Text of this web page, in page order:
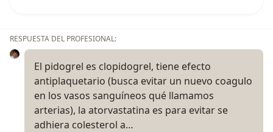
RESPUESTA DEL PROFESIONAL:
El pidogrel es clopidogrel, tiene efecto
antiplaquetario (busca evitar un nuevo coagulo
en los vasos sanguíneos qué llamamos
arterias), la atorvastatina es para evitar se
adhiera colesterol a…